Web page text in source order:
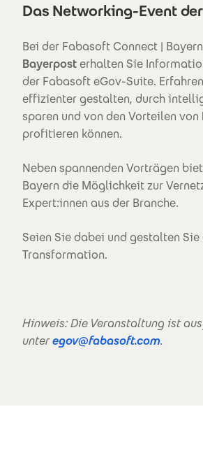
Das Networking-Event
Bei der Fabasoft Connect |
Bayerposterhalten Sie
der Fabasoft eGov-Suite.
effizienter gestalten, durch
sparen und von den Vorteilen von
profitieren können.
Neben spannenden Vorträgen
Bayern die Möglichkeit zur
Expert:innen aus der Branche.
Seien Sie dabei und gestalten
Transformation.
Hinweis: Die Veranstaltung ist
unteregov@fabasoft.com.